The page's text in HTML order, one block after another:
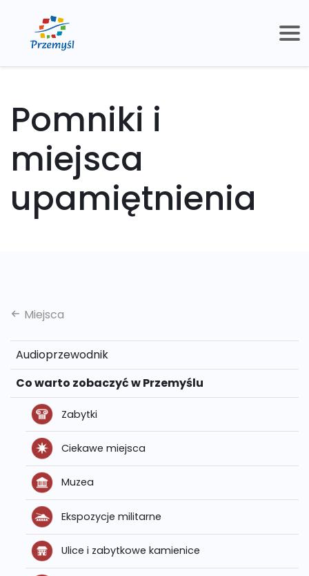
Pomniki i
miejsca
upamiętnienia
Miejsca
Audioprzewodnik
Co warto zobaczyć w Przemyślu
Zabytki
Ciekawe miejsca
Muzea
Ekspozycje militarne
Ulice i zabytkowe kamienice